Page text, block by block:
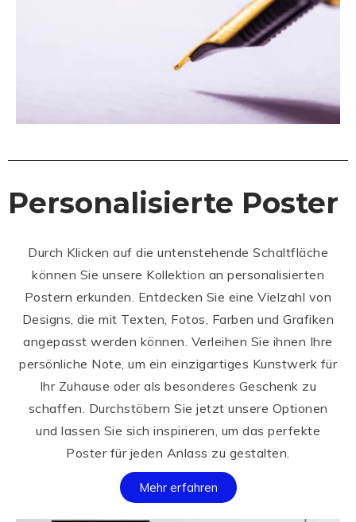
Personalisierte Poster
Durch Klicken auf die untenstehende Schaltfläche
können Sie unsere Kollektion an personalisierten
Postern erkunden. Entdecken Sie eine Vielzahl von
Designs, die mit Texten, Fotos, Farben und Grafiken
angepasst werden können. Verleihen Sie ihnen Ihre
persönliche Note, um ein einzigartiges Kunstwerk für
Ihr Zuhause oder als besonderes Geschenk zu
schaffen. Durchstöbern Sie jetzt unsere Optionen
und lassen Sie sich inspirieren, um das perfekte
Poster für jeden Anlass zu gestalten.
Mehr erfahren